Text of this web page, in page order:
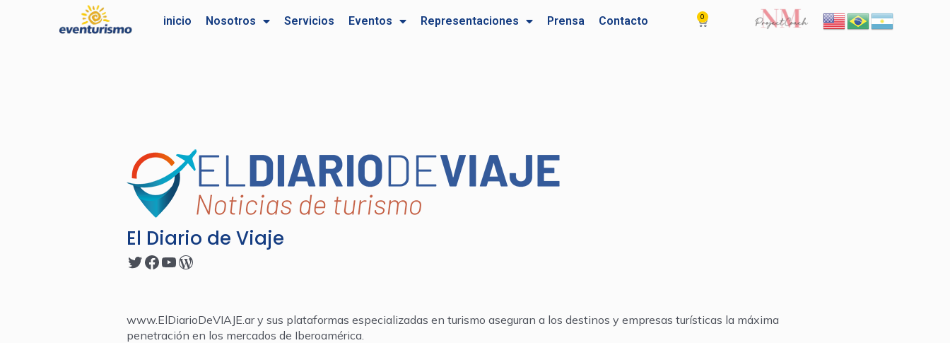
inicio Nosotros Servicios Eventos Representaciones Prensa Contacto 0 Cart
El Diario de Viaje
www.ElDiarioDeVIAJE.ar y sus plataformas especializadas en turismo aseguran a los destinos y empresas turísticas la máxima
penetración en los mercados de Iberoamérica.
Navegación
de
entradas